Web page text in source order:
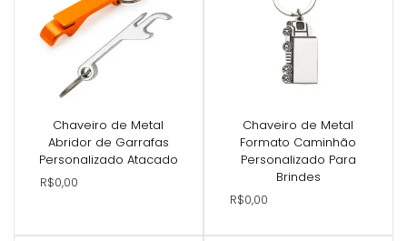
Chaveiro de Metal
Abridor de Garrafas
Personalizado Atacado
R$0,00
Chaveiro de Metal
Formato Caminhão
Personalizado Para
Brindes
R$0,00